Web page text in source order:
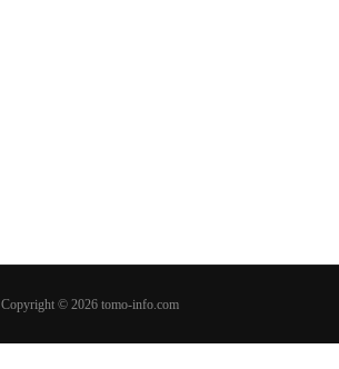
Copyright © 2026 tomo-info.com